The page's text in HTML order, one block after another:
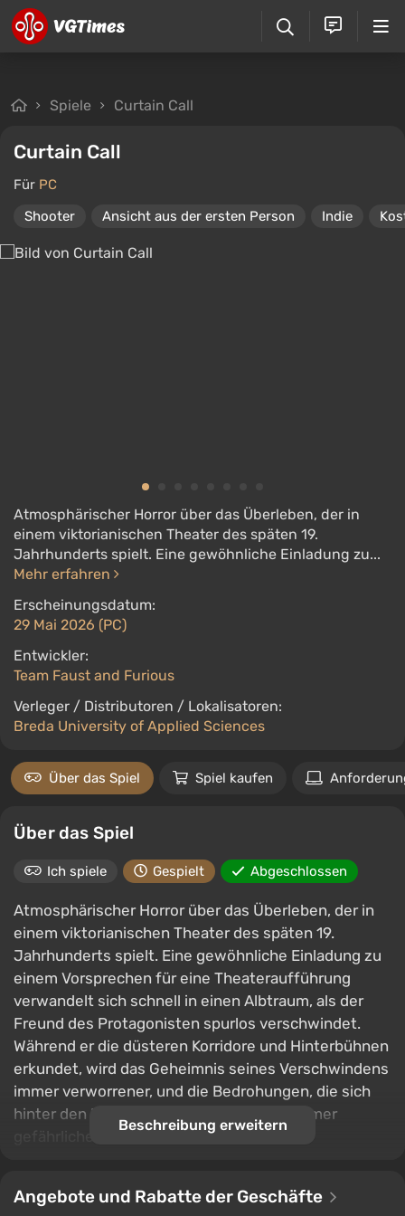
Spiele Curtain Call
Curtain Call
Für PC
Shooter
Ansicht aus der ersten Person Indie
Atmosphärischer Horror über das Überleben, der in
einem viktorianischen Theater des späten 19.
Jahrhunderts spielt. Eine gewöhnliche Einladung zu...
Mehr erfahren
Erscheinungsdatum:
29 Mai 2026 (PC)
Entwickler:
Team Faust and Furious
Verleger / Distributoren / Lokalisatoren:
Breda University of Applied Sciences
Über das Spiel Spiel kaufen
Über das Spiel
Ich spiele Gespielt Abgeschlossen
Atmosphärischer Horror über das Überleben, der in
einem viktorianischen Theater des späten 19.
Jahrhunderts spielt. Eine gewöhnliche Einladung zu
einem Vorsprechen für eine Theateraufführung
verwandelt sich schnell in einen Albtraum, als der
Freund des Protagonisten spurlos verschwindet.
Während er die düsteren Korridore und Hinterbühnen
erkundet, wird das Geheimnis seines Verschwindens
immer verworrener, und die Bedrohungen, die sich
hinter den Kulissen verbergen, werden immer
nach begrenzten Ressourcen, das Lösen von Rätseln
Beschreibung erweitern
Angebote und Rabatte der Geschäfte